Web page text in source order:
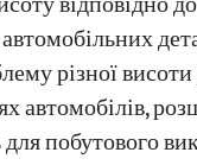
різної
автомобілів,
побутового